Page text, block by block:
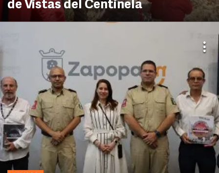
de Vistas del Centinela